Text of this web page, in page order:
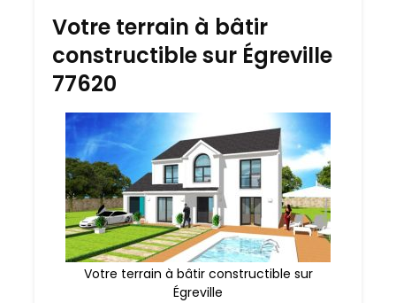
Votre terrain à bâtir
constructible sur Égreville
77620
Votre terrain à bâtir constructible sur
Égreville